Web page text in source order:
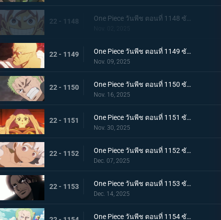
22 - 1148 One Piece วันพีช ตอนที่ 1148 ซับไทย ประวัติศาสตร์ที่สาบสูญ - จอยบอย โจรสลัดคนแรก
22 - 1149 One Piece วันพีช ตอนที่ 1149 ซับไทย ศตวรรษแห่งความว่างเปล่า - การเปิดเผยเกี่ยวกับโลกที่กำลังจมลง
Nov. 09, 2025
22 - 1150 One Piece วันพีช ตอนที่ 1150 ซับไทย เคลื่อนยาน! ยักษ์เหล็กเริ่มทำงานแล้ว
Nov. 16, 2025
22 - 1151 One Piece วันพีช ตอนที่ 1151 ซับไทย ความฝันของเธอและพ่อของเธอ! อนาคตที่อิสระของบอนนี่
Nov. 30, 2025
22 - 1152 One Piece วันพีช ตอนที่ 1152 ซับไทย มรดกจากคุณพ่อและคุณแม่ของเธอ! บอนนี่ส์ นิกา พันช์
Dec. 07, 2025
22 - 1153 One Piece วันพีช ตอนที่ 1153 ซับไทย การเปลี่ยนแปลงครั้งใหญ่แห่งยุคสมัย! สีแห่งราชาผู้ยิ่งใหญ่ที่นำทางลูฟี่
Dec. 14, 2025
One Piece วันพีช ตอนที่ 1154 ซับไทย ความจริงเบื้องหลังแผนการลับ - เวก้าพังค์ประกาศชัยชนะ